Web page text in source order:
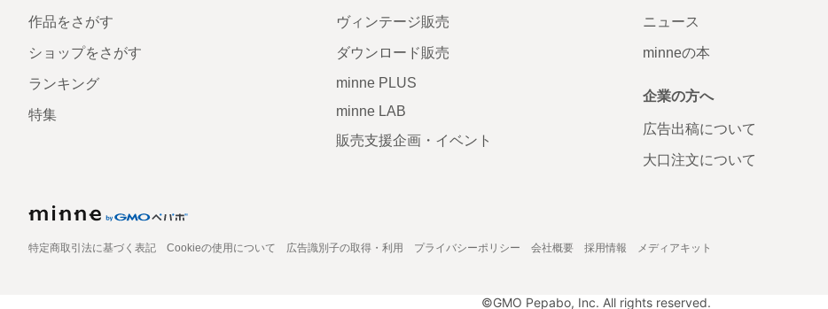
作品をさがす
ショップをさがす
ランキング
特集
ヴィンテージ販売
ダウンロード販売
minne PLUS
minne LAB
販売支援企画・イベント
ニュース
minneの本
企業の方へ
広告出稿について
大口注文について
特定商取引法に基づく表記 Cookieの使用について 広告識別子の取得・利用 プライバシーポリシー 会社概要 採用情報 メディアキット
©GMO Pepabo, Inc. All rights reserved.